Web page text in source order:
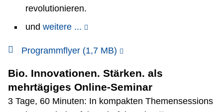
revolutionieren.
und weitere ...
Programmflyer (1,7 MB)
Bio. Innovationen. Stärken. als
mehrtägiges Online-Seminar
3 Tage, 60 Minuten: In kompakten Themensessions